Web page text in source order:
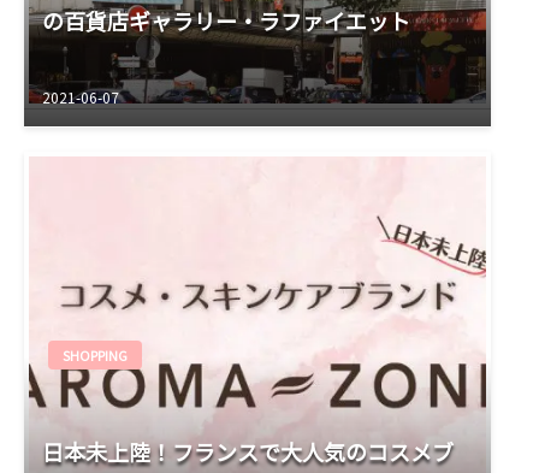
の百貨店ギャラリー・ラファイエット
2021-06-07
SHOPPING
日本未上陸！フランスで大人気のコスメブ